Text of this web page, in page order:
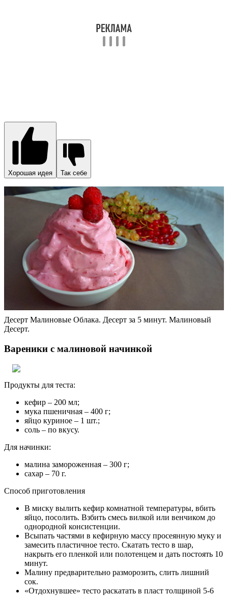
Вареники с малиновой начинкой
Для начинки:
малина замороженная – 300 г;
сахар – 70 г.
Способ приготовления
В миску вылить кефир комнатной температуры, вбить
яйцо, посолить. Взбить смесь вилкой или венчиком до
однородной консистенции.
Всыпать частями в кефирную массу просеянную муку и
замесить пластичное тесто. Скатать тесто в шар,
накрыть его пленкой или полотенцем и дать постоять 10
минут.
Малину предварительно разморозить, слить лишний
сок.
«Отдохнувшее» тесто раскатать в пласт толщиной 5-6
мм. При помощи стакана или рюмки вырезать кружки
нужного диаметра.
По центру каждой заготовки выложить несколько ягод
малины и присыпать их небольшим количеством сахара,
Защипнуть края и опустить вареники в кипящую
подсоленную воду. Варить около 5 минут с момента
Подают вареники горячими со сливочным маслом или
сметаной.
Хорошая идея Так себе